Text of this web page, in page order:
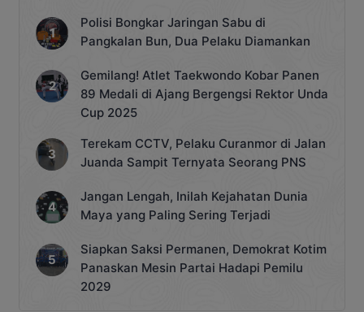
Polisi Bongkar Jaringan Sabu di
Pangkalan Bun, Dua Pelaku Diamankan
Gemilang! Atlet Taekwondo Kobar Panen
89 Medali di Ajang Bergengsi Rektor Unda
Cup 2025
Terekam CCTV, Pelaku Curanmor di Jalan
Juanda Sampit Ternyata Seorang PNS
Jangan Lengah, Inilah Kejahatan Dunia
Maya yang Paling Sering Terjadi
Siapkan Saksi Permanen, Demokrat Kotim
Panaskan Mesin Partai Hadapi Pemilu
2029